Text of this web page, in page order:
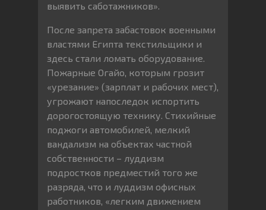
выявить саботажников».
После запрета забастовок военными
властями Египта текстильщики и
здесь стали ломать оборудование.
Пожарные Огайо, которым грозит
«урезание» (зарплат и рабочих мест),
угрожают напоследок испортить
дорогостоящую технику. Стихийные
поджоги автомобилей, мелкий
вандализм на объектах частной
собственности – луддизм
подростков предместий того же
разряда, что и луддизм офисных
работников, «легким движением